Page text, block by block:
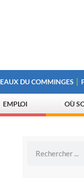
DU COMMINGES
EMPLOI OÙ